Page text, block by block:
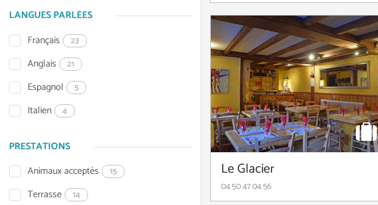
LANGUES PARLÉES
Français
23
Anglais 21
Espagnol 5
Italien 4
PRESTATIONS
Animaux acceptés
15
Terrasse 14
Le Glacier
04 50 47 04 56